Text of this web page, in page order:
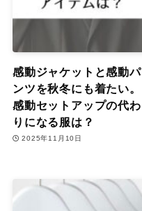
感動ジャケットと感動パ
ンツを秋冬にも着たい。
感動セットアップの代わ
りになる服は？
2025年11月10日